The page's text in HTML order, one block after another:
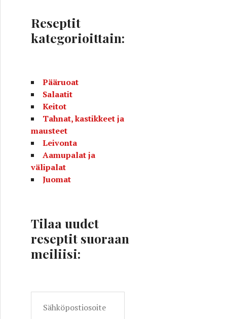
Reseptit
kategorioittain:
Pääruoat
Salaatit
Keitot
Tahnat, kastikkeet ja
mausteet
Leivonta
Aamupalat ja
välipalat
Juomat
Tilaa uudet
reseptit suoraan
meiliisi: